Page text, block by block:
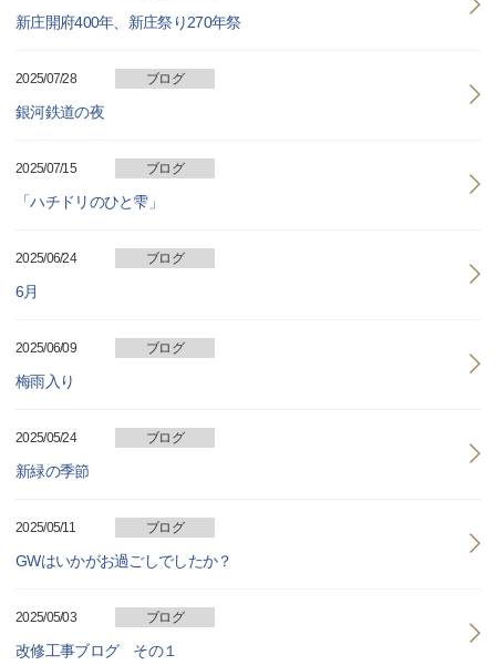
新庄開府400年、新庄祭り270年祭
2025/07/28 ブログ
銀河鉄道の夜
2025/07/15 ブログ
「ハチドリのひと雫」
2025/06/24 ブログ
6月
2025/06/09 ブログ
梅雨入り
2025/05/24 ブログ
新緑の季節
2025/05/11 ブログ
GWはいかがお過ごしでしたか？
2025/05/03 ブログ
改修工事ブログ その１